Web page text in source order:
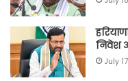
निवेश
July